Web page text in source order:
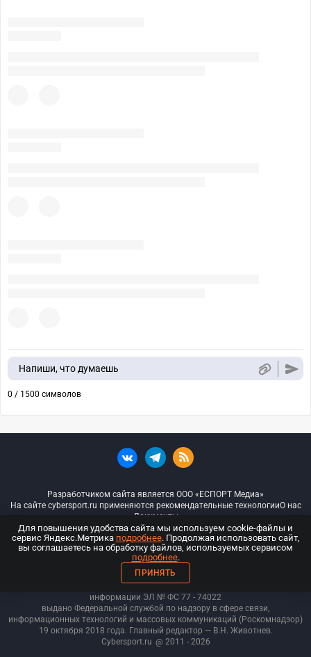
Напиши, что думаешь
0 / 1500 символов
Разработчиком сайта является ООО «ЕСПОРТ Медиа»
На сайте cybersport.ru применяются рекомендательные технологииО нас
Документы
© ООО «Киберспорт.ру» — Все права защищены
18+
ООО «Киберспорт.ру». Свидетельство о регистрации средств массовой
информации ЭЛ № ФС 77 - 74022
выдано Федеральной службой по надзору в сфере связи,
информационных технологий и массовых коммуникаций (Роскомнадзор)
19 октября 2018 года. Главный редактор — В.Н. Животнев.
Cybersport.ru @ 2011 - 2026
Для повышения удобства сайта мы используем cookie-файлы и
сервис Яндекс.Метрика подробнее. Продолжая использовать сайт,
вы соглашаетесь на обработку файлов, используемых сервисом
подробнее.
ПРИНЯТЬ